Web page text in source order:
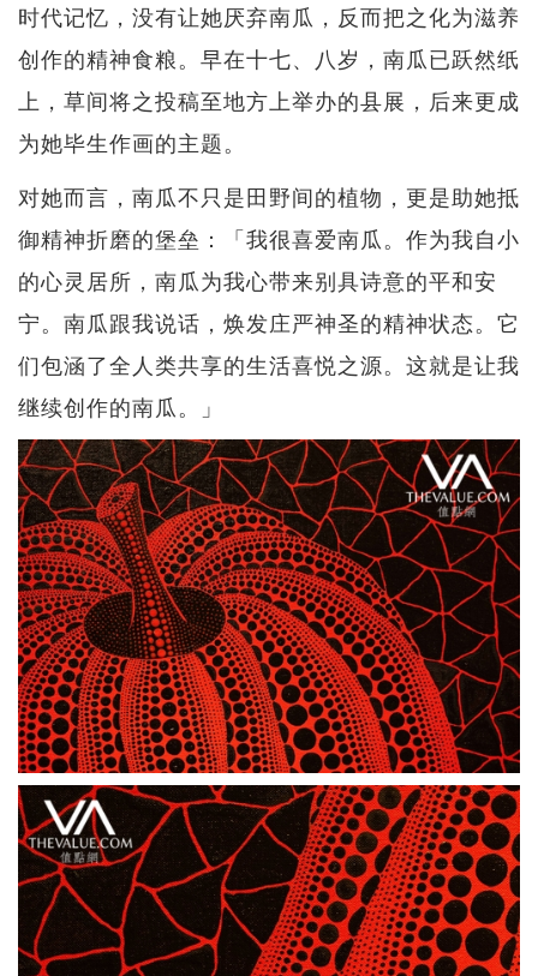
时代记忆，没有让她厌弃南瓜，反而把之化为滋养
创作的精神食粮。早在十七、八岁，南瓜已跃然纸
上，草间将之投稿至地方上举办的县展，后来更成
为她毕生作画的主题。
对她而言，南瓜不只是田野间的植物，更是助她抵
御精神折磨的堡垒：「我很喜爱南瓜。作为我自小
的心灵居所，南瓜为我心带来别具诗意的平和安
宁。南瓜跟我说话，焕发庄严神圣的精神状态。它
们包涵了全人类共享的生活喜悦之源。这就是让我
继续创作的南瓜。」